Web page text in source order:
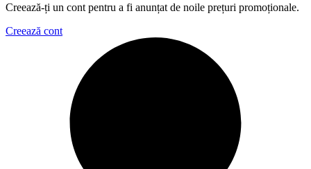
Creează-ți un cont pentru a fi anunțat de noile prețuri promoționale.
Creează cont